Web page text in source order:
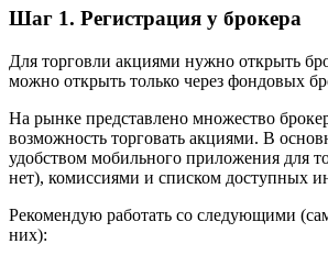
Шаг 1. Регистрация у брокера
Для торговли акциями нужно открыть
можно открыть только через фондовых
На рынке представлено множество
возможность торговать акциями. В
удобством мобильного приложения для
нет), комиссиями и списком доступных
Рекомендую работать со следующими
них):